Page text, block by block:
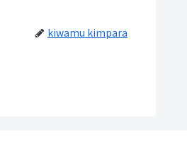
kiwamu kimpara